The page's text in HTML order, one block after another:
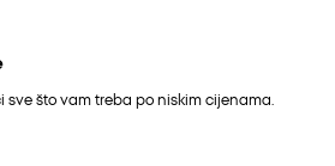
sve što vam treba po niskim cijenama.